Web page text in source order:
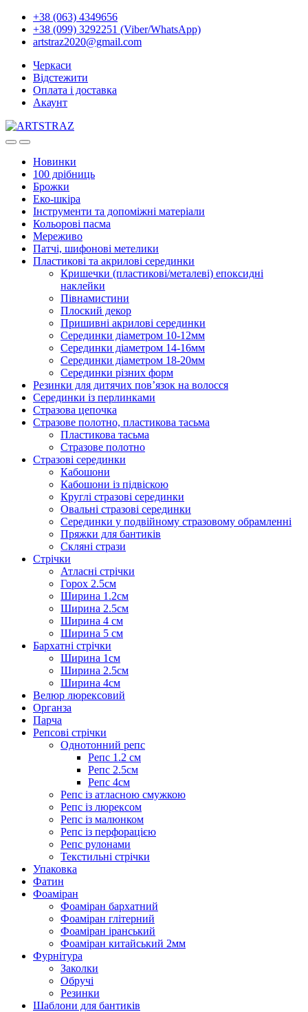
+38 (063) 4349656
+38 (099) 3292251 (Viber/WhatsApp)
artstraz2020@gmail.com
Черкаси
Відстежити
Оплата і доставка
Акаунт
Новинки
100 дрібниць
Брожки
Еко-шкіра
Інструменти та допоміжні матеріали
Кольорові пасма
Мереживо
Патчі, шифонові метелики
Пластикові та акрилові серединки
Кришечки (пластикові/металеві) епоксидні
наклейки
Півнамистини
Плоский декор
Пришивні акрилові серединки
Серединки діаметром 10-12мм
Серединки діаметром 14-16мм
Серединки діаметром 18-20мм
Серединки різних форм
Резинки для дитячих пов’язок на волосся
Серединки із перлинками
Стразова цепочка
Стразове полотно, пластикова тасьма
Пластикова тасьма
Стразове полотно
Стразові серединки
Кабошони
Кабошони із підвіскою
Круглі стразові серединки
Овальні стразові серединки
Серединки у подвійному стразовому обрамленні
Пряжки для бантиків
Скляні стрази
Стрічки
Атласні стрічки
Горох 2.5см
Ширина 1.2см
Ширина 2.5см
Ширина 4 см
Ширина 5 см
Бархатні стрічки
Ширина 1см
Ширина 2.5см
Ширина 4см
Велюр люрексовий
Органза
Парча
Репсові стрічки
Однотонний репс
Репс 1.2 см
Репс 2.5см
Репс 4см
Репс із атласною смужкою
Репс із люрексом
Репс із малюнком
Репс із перфорацією
Репс рулонами
Текстильні стрічки
Упаковка
Фатин
Фоаміран
Фоаміран бархатний
Фоаміран глітерний
Фоаміран іранський
Фоаміран китайський 2мм
Фурнітура
Заколки
Обручі
Резинки
Шаблони для бантиків